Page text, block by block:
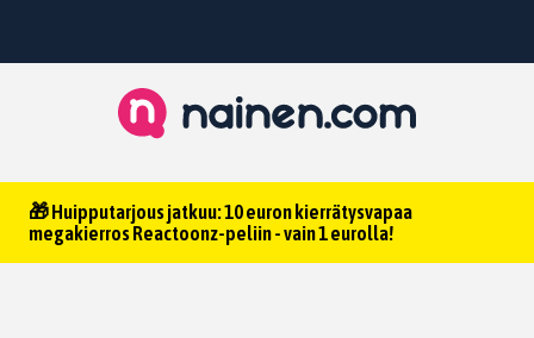
🎁 Huipputarjous jatkuu: 10 euron kierrätysvapaa
megakierros Reactoonz-peliin - vain 1 eurolla!